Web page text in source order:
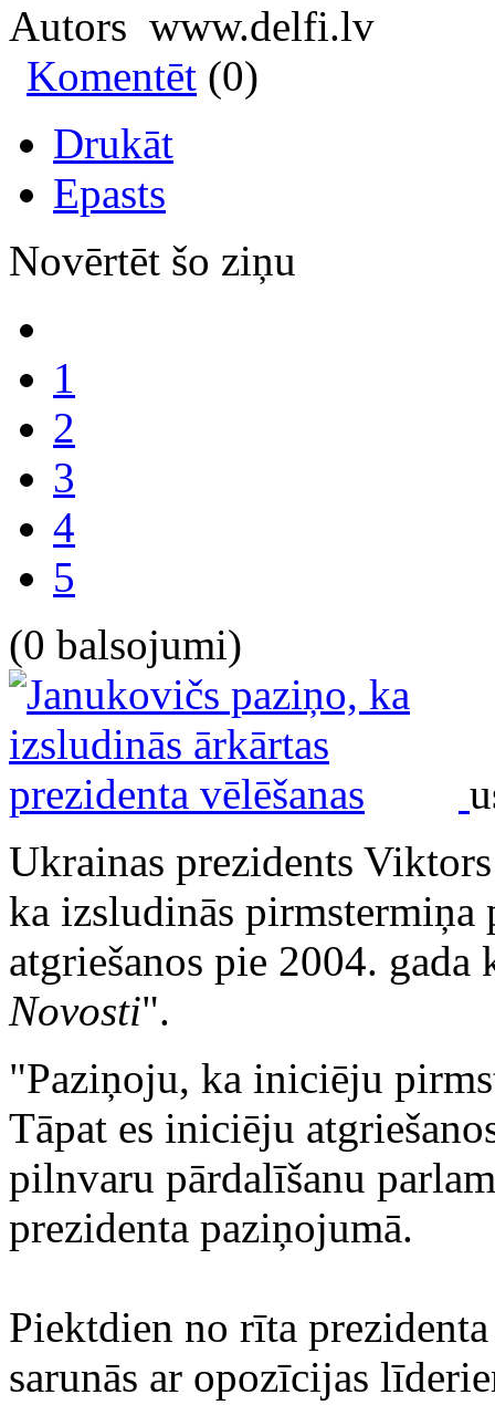
Autors www.delfi.lv
Komentēt (0)
Drukāt
Epasts
Novērtēt šo ziņu
1
2
3
4
5
(0 balsojumi)
Ukrainas prezidents
ka izsludinās pirmstermiņa
atgriešanos pie 2004.
Novosti".
"Paziņoju, ka iniciēju
Tāpat es iniciēju
pilnvaru pārdalīšanu
prezidenta paziņojumā.
Piektdien no rīta
sarunās ar opozīcijas